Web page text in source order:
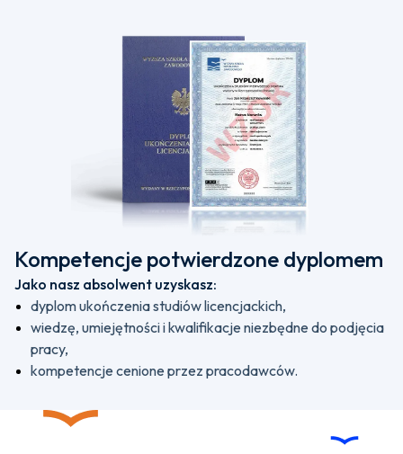
Kompetencje potwierdzone dyplomem
Jako nasz absolwent uzyskasz:
dyplom ukończenia studiów licencjackich,
wiedzę, umiejętności i kwalifikacje niezbędne do podjęcia
pracy,
kompetencje cenione przez pracodawców.